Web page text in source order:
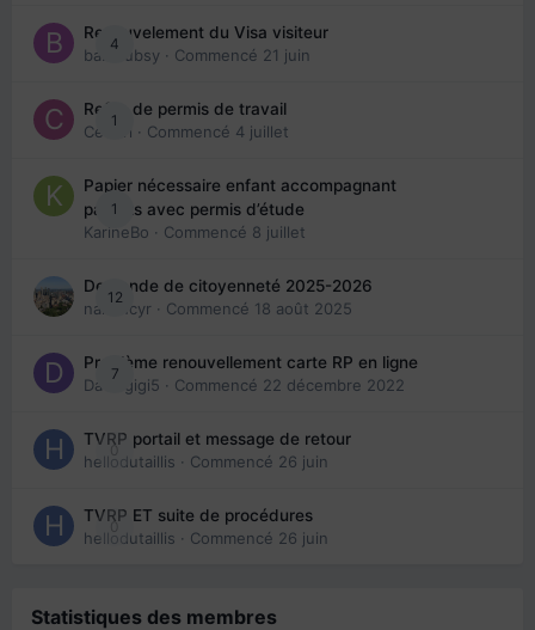
4
Renouvelement du Visa visiteur
babibubsy · Commencé 21 juin
1
Refus de permis de travail
Cedbri · Commencé 4 juillet
1
Papier nécessaire enfant accompagnant
parents avec permis d’étude
KarineBo · Commencé 8 juillet
12
Demande de citoyenneté 2025-2026
nanancyr · Commencé 18 août 2025
7
Problème renouvellement carte RP en ligne
Davidgigi5 · Commencé 22 décembre 2022
0
TVRP portail et message de retour
hellodutaillis · Commencé 26 juin
0
TVRP ET suite de procédures
hellodutaillis · Commencé 26 juin
Statistiques des membres